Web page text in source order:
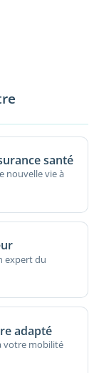
santé
nouvelle vie à
expert du
adapté
votre mobilité